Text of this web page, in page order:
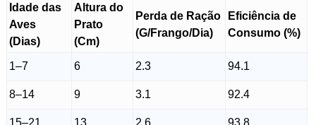
Idade das
Aves
(Dias)
Altura do
Prato
(Cm)
Perda de Ração
(G/Frango/Dia)
Eficiência de
Consumo (%)
1–7 6 2.3 94.1
8–14 9 3.1 92.4
15–21 13 2.6 93.8